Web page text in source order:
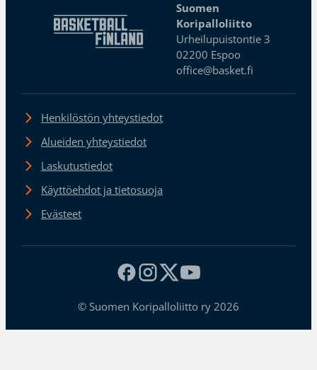
Suomen
Koripalloliitto
Urheilupuistontie 3
02200 Espoo
office@basket.fi
Henkilöstön yhteystiedot
Alueiden yhteystiedot
Laskutustiedot
Käyttöehdot ja tietosuoja
Evästeet
© Suomen Koripalloliitto ry 2026